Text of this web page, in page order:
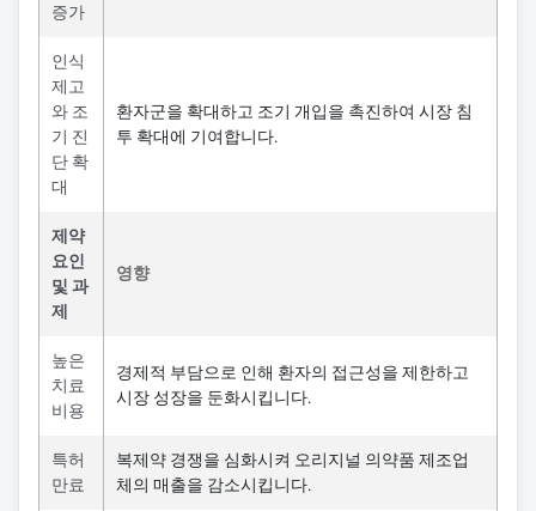
증가
인식
제고
와 조
기 진
단 확
대
환자군을 확대하고 조기 개입을 촉진하여 시장 침
투 확대에 기여합니다.
제약
요인
및 과
제
영향
높은
치료
비용
경제적 부담으로 인해 환자의 접근성을 제한하고
시장 성장을 둔화시킵니다.
특허
만료
복제약 경쟁을 심화시켜 오리지널 의약품 제조업
체의 매출을 감소시킵니다.